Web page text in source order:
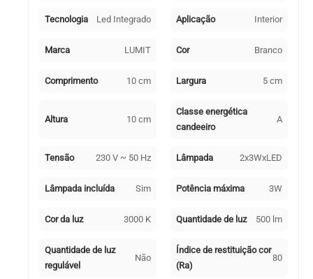
Tecnologia Led Integrado Aplicação Interior
Marca LUMIT Cor Branco
Comprimento 10 cm Largura 5 cm
Altura 10 cm
Classe energética
candeeiro
A
Tensão 230 V ~ 50 Hz Lâmpada 2x3WxLED
Lâmpada incluída Sim Potência máxima 3W
Cor da luz 3000 K Quantidade de luz 500 lm
Quantidade de luz
regulável
Não
Índice de restituição cor
(Ra)
80